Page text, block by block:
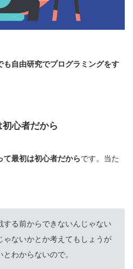
も自由研究でプログラミングをす
心者だから
て最初は初心者だからです。当た
する前からできないんじゃない
ゃないかとか考えてもしょうが
わからないので。